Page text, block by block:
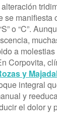
se manifiesta
o “C”.
a
Corpovita,
y
integral
y
el dolor y